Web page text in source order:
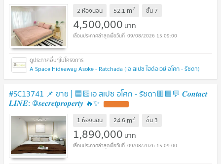
2 ห้องนอน 52.1 m2 ชั้น 7
4,500,000 บาท
09/08/2026 15:09:00
A Space Hideaway Asoke - Ratchada (เอ สเปซ ไฮด์อเวย์ อโศก - รัชดา)
#SC13741​​ 📌 ขาย | 🟦🟨เอ สเปซ อโศก - รัชดา🟥🟩💬 𝑪𝒐𝒏𝒕𝒂𝒄𝒕
𝑳𝑰𝑵𝑬: @𝒔𝒆𝒄𝒓𝒆𝒕𝒑𝒓𝒐𝒑𝒆𝒓𝒕𝒚 🔥✨
1 ห้องนอน 24.6 m2 ชั้น 3
1,890,000 บาท
09/08/2026 15:09:00